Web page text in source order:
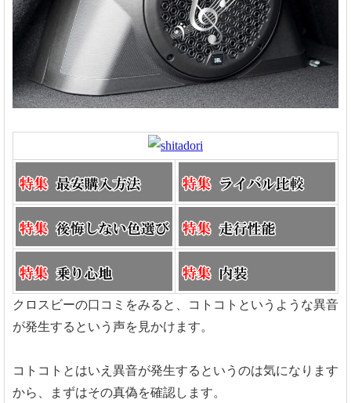
クロスビーの口コミをみると、コトコトというような異音
が発生するという声を見かけます。
コトコトとはいえ異音が発生するというのは気になります
から、まずはその真偽を確認します。